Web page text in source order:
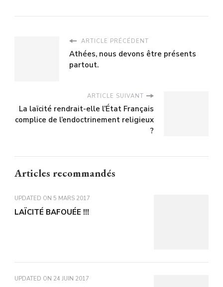
ARTICLE PRÉCÉDENT
Athées, nous devons être présents
partout.
ARTICLE SUIVANT
La laïcité rendrait-elle l’État Français
complice de l’endoctrinement religieux
?
Articles recommandés
UPDATED ON 5 MARS 2017
LAÏCITÉ BAFOUÉE !!!
UPDATED ON 24 JUIN 2017